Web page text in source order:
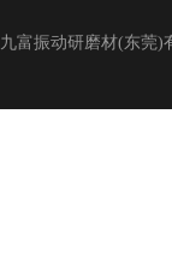
九富振动研磨材(东莞)